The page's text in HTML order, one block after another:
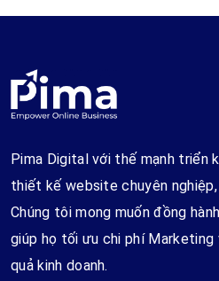
Pima Digital với thế mạnh triển
thiết kế website chuyên
Chúng tôi mong muốn đồng
giúp họ tối ưu chi phí Marketing
quả kinh doanh.